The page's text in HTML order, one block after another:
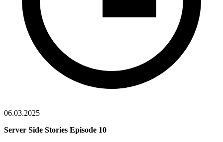
06.03.2025
Server Side Stories Episode 10